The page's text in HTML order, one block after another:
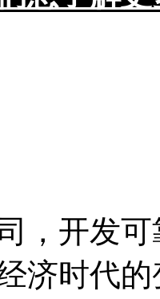
，开发
济时代